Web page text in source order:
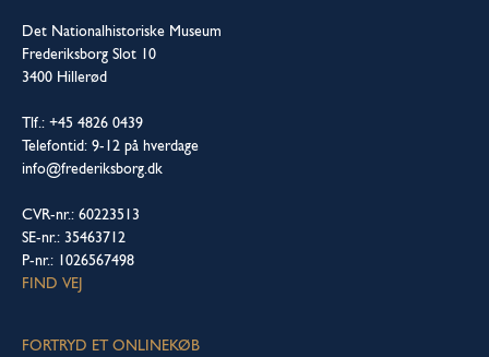
Det Nationalhistoriske Museum
Frederiksborg Slot 10
3400 Hillerød
Tlf.: +45 4826 0439
Telefontid: 9-12 på hverdage
info@frederiksborg.dk
CVR-nr.: 60223513
SE-nr.: 35463712
P-nr.: 1026567498
FIND VEJ
FORTRYD ET ONLINEKØB